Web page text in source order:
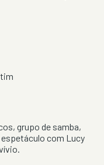
grupo de samba,
com Lucy